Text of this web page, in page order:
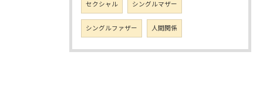
セクシャル シングルマザー
シングルファザー 人間関係